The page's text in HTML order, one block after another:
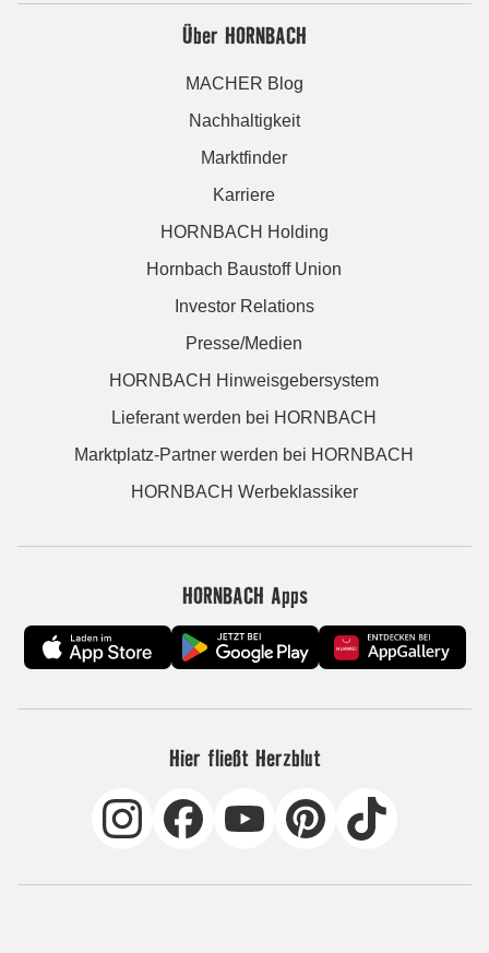
Über HORNBACH
MACHER Blog
Nachhaltigkeit
Marktfinder
Karriere
HORNBACH Holding
Hornbach Baustoff Union
Investor Relations
Presse/Medien
HORNBACH Hinweisgebersystem
Lieferant werden bei HORNBACH
Marktplatz-Partner werden bei HORNBACH
HORNBACH Werbeklassiker
HORNBACH Apps
Hier fließt Herzblut